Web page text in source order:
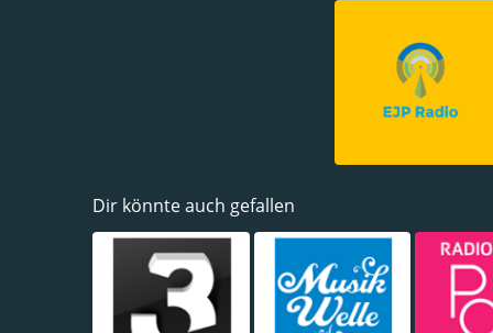
Dir könnte auch gefallen